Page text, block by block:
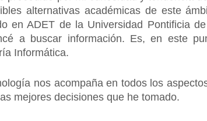
alternativas académicas de este
en ADET de la Universidad Pontificia
a buscar información. Es, en este
Informática.
nos acompaña en todos los
mejores decisiones que he tomado.